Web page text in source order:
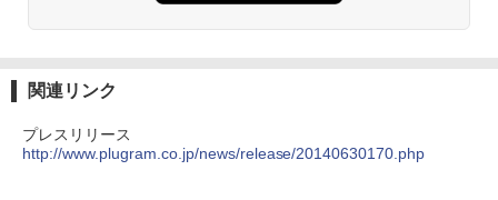
関連リンク
プレスリリース
http://www.plugram.co.jp/news/release/20140630170.php